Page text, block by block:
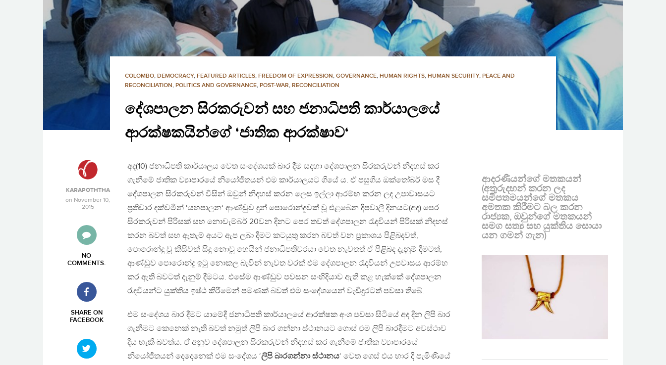
COLOMBO, DEMOCRACY, FEATURED ARTICLES, FREEDOM OF EXPRESSION, GOVERNANCE, HUMAN RIGHTS, HUMAN SECURITY, PEACE AND
RECONCILIATION, POLITICS AND GOVERNANCE, POST-WAR, RECONCILIATION
දේශපාලන සිරකරුවන් සහ ජනාධිපති කාර්යාලයේ
ආරක්ෂකයින්ගේ ‘ජාතික ආරක්ෂාව‘
KARAPOTHTHA
on November 10,
2015
NO
COMMENTS.
SHARE ON
FACEBOOK
අද(10) ජනාධිපති කාර්යාලය වෙත සංදේශයක් බාර දීම සදහා දේශපාලන සිරකරුවන් නිදහස් කර
ගැනීමේ ජාතික ව්‍යාපාරයේ නියෝජිතයන් එම කාර්යාලයට ගියේ ය. ඒ පසුගිය ඔක්තෝබර් මස දී
දේශපාලන සිරකරුවන් විසින් ඔවුන් නිදහස් කරන ලෙස ඉල්ලා ආරම්භ කරන ලද උපාවාසයට
ප්‍ර‍තිචාර දක්වමින් ‘යහපාලන‘ ආණ්ඩුව දුන් පොරොන්දුවක් වූ එළබෙන දීපවාලී දිනයට(අද) පෙර
සිරකරුවන් පිරිසක් සහ නොවැම්බර් 20වන දිනට පෙර තවත් දේශපාලන රැදවියන් පිරිසක් නිදහස්
කරන බවත් සහ ඇතැම් අයට ඇප ලබා දීමට කටයුතු කරන බවත් වන ප්‍ර‍කාශය පිළිබදවත්,
පොරොන්දු වූ කිසිවක් සිදු නොවූ හෙයින් ජනාධිපතිවරයා වෙත නැවතත් ඒ පිළිබද දැනුම් දීමටත්,
ආණ්ඩුව පොරොන්දු ඉටු නොකල බැවින් නැවත වරක් එම දේශපාලන රැදවියන් උපවාසය ආරම්භ
කර ඇති බවටත් දැනුම් දීමටය. එසේම ආණ්ඩුව පවසන සංහිදියාව ඇති කළ හැක්කේ දේශපාලන
රැදවියන්ට යුක්තිය ඉෂ්ඨ කිරීමෙන් පමණක් බවත් එම සංදේශයෙන් වැඩිදුරටත් පවසා තිබේ.
එම සංදේශය බාර දීමට යාමේදී ජනාධිපති කාර්යාලයේ ආරක්ෂක අංශ පවසා සිටියේ අද දින ලිපි බාර
ගැනීමට කෙනෙක් නැති බවත් නමුත් ලිපි බාර ගන්නා ස්ථානයට ගොස් එම ලිපි බාරදීමට අවස්ථාව
දිය හැකි බවත්ය. ඒ අනුව දේශපාලන සිරකරුවන් නිදහස් කර ගැනීමේ ජාතික ව්‍යාපාරයේ
නියෝජිතයන් දෙදෙනෙක් එම සංදේශය ‘ලිපි බාරගන්නා ස්ථානය‘ වෙත ගෙස් එය භාර දී පැමිණියේ
ආදරණීයන්ගේ මතකයන්
(අතුරුදහන් කරන ලද
සමීපතමයන්ගේ මතකය
අමතක කිරීමට බල කරන
රාජ්‍යක, ඔවුන්ගේ මතකයන්
සමග සත්‍ය සහ යුක්තිය සොයා
යන ගමන් ගැන)